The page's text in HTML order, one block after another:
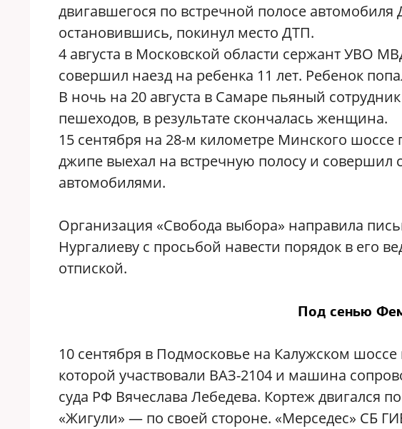
двигавшегося по встречной полосе
остановившись, покинул место ДТП.
4 августа в Московской области сержант УВО
совершил наезд на ребенка 11 лет. Ребенок
В ночь на 20 августа в Самаре пьяный
пешеходов, в результате скончалась женщина.
15 сентября на 28-м километре Минского
джипе выехал на встречную полосу и совершил
автомобилями.
Организация «Свобода выбора» направила
Нургалиеву с просьбой навести порядок в его
отпиской.
Под сенью
10 сентября в Подмосковье на Калужском
которой участвовали ВАЗ-2104 и машина
суда РФ Вячеслава Лебедева. Кортеж двигался
«Жигули» — по своей стороне. «Мерседес» СБ